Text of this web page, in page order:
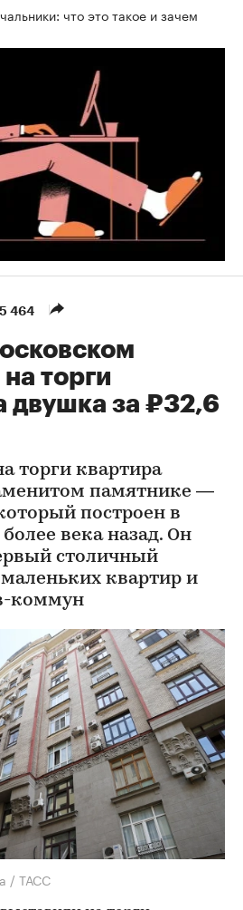
что это такое и зачем
5 464
торги
двушка за ₽32,6
торги квартира
памятнике —
построен в
века назад. Он
столичный
квартир и
коммун
/ ТАСС